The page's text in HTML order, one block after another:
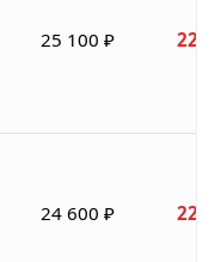
25 100 ₽ 22
24 600 ₽ 22